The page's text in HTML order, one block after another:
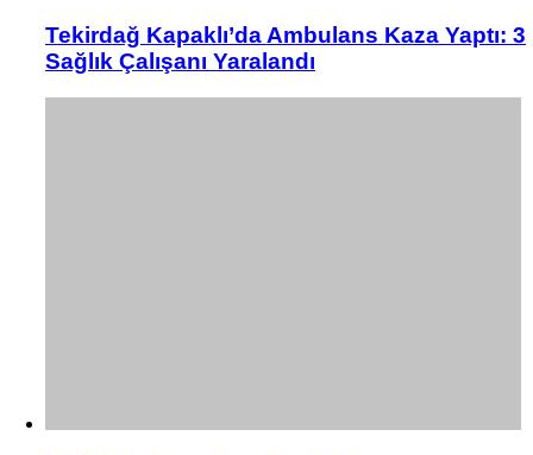
Tekirdağ Kapaklı’da Ambulans Kaza Yaptı: 3
Sağlık Çalışanı Yaralandı